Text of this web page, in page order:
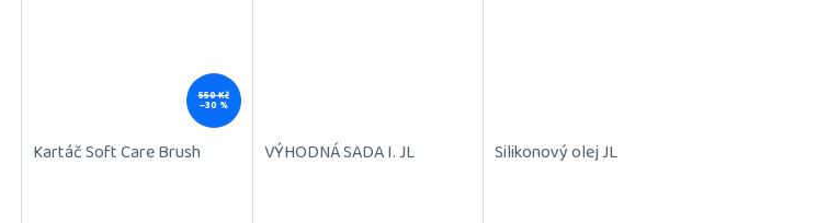
550 Kč
–30 %
Kartáč Soft Care Brush VÝHODNÁ SADA I. JL Silikonový olej JL